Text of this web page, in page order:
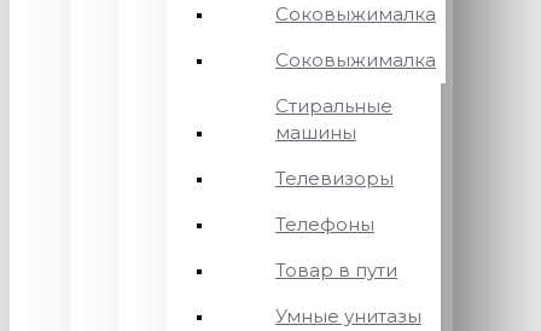
Соковыжималка
Соковыжималка
Стиральные
машины
Телевизоры
Телефоны
Товар в пути
Умные унитазы